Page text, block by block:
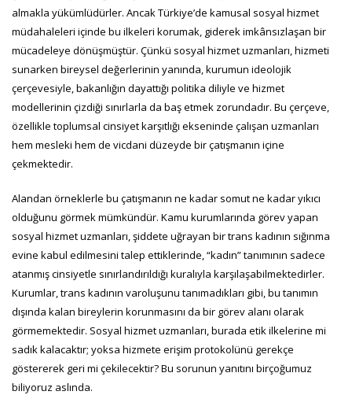
almakla yükümlüdürler. Ancak Türkiye’de kamusal sosyal hizmet
müdahaleleri içinde bu ilkeleri korumak, giderek imkânsızlaşan bir
mücadeleye dönüşmüştür. Çünkü sosyal hizmet uzmanları, hizmeti
sunarken bireysel değerlerinin yanında, kurumun ideolojik
çerçevesiyle, bakanlığın dayattığı politika diliyle ve hizmet
modellerinin çizdiği sınırlarla da baş etmek zorundadır. Bu çerçeve,
özellikle toplumsal cinsiyet karşıtlığı ekseninde çalışan uzmanları
hem mesleki hem de vicdani düzeyde bir çatışmanın içine
çekmektedir.
Alandan örneklerle bu çatışmanın ne kadar somut ne kadar yıkıcı
olduğunu görmek mümkündür. Kamu kurumlarında görev yapan
sosyal hizmet uzmanları, şiddete uğrayan bir trans kadının sığınma
evine kabul edilmesini talep ettiklerinde, “kadın” tanımının sadece
atanmış cinsiyetle sınırlandırıldığı kuralıyla karşılaşabilmektedirler.
Kurumlar, trans kadının varoluşunu tanımadıkları gibi, bu tanımın
dışında kalan bireylerin korunmasını da bir görev alanı olarak
görmemektedir. Sosyal hizmet uzmanları, burada etik ilkelerine mi
sadık kalacaktır; yoksa hizmete erişim protokolünü gerekçe
göstererek geri mi çekilecektir? Bu sorunun yanıtını birçoğumuz
biliyoruz aslında.